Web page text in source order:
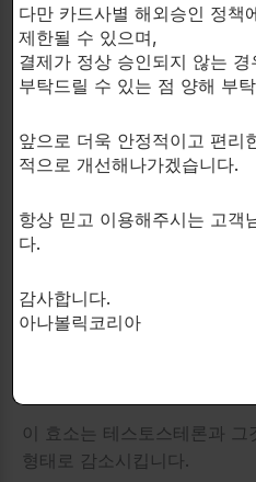
따라서, 흔히 “근육 학살” 또
니션의 개선을 기대할 수 있
의 촉진제는 아나볼릭 특성
가 매우 강하다는 것은 놀라운
그러나 트렌볼론은 근육량과
한 수단 중 하나로 널리 알려져
이 효소는 테스토스테론과 그
형태로 감소시킵니다.
다만 카드사별 해외승인 정책
제한될 수 있으며,
결제가 정상 승인되지 않는
부탁드릴 수 있는 점 양해 부
앞으로 더욱 안정적이고 편리
적으로 개선해나가겠습니다.
항상 믿고 이용해주시는 고객
다.
감사합니다.
아나볼릭코리아